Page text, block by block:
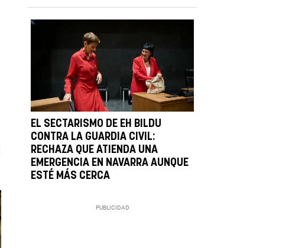
EL SECTARISMO DE EH BILDU
CONTRA LA GUARDIA CIVIL:
RECHAZA QUE ATIENDA UNA
EMERGENCIA EN NAVARRA AUNQUE
ESTÉ MÁS CERCA